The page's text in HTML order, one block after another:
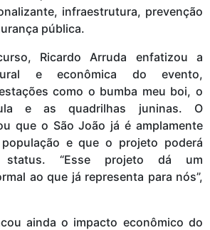
infraestrutura, prevenção
pública.
Ricardo Arruda enfatizou a
e econômica do evento,
como o bumba meu boi, o
e as quadrilhas juninas. O
que o São João já é amplamente
e que o projeto poderá
status. “Esse projeto dá um
ao que já representa para nós”,
ainda o impacto econômico do